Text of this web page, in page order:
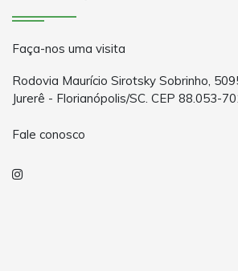
Faça-nos uma visita
Rodovia Maurício Sirotsky Sobrinho,
Jurerê - Florianópolis/SC. CEP 88.053-
Fale conosco